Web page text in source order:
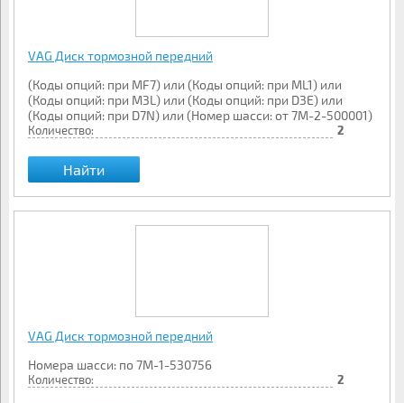
VAG Диск тормозной передний
(Коды опций: при MF7) или (Коды опций: при ML1) или
(Коды опций: при M3L) или (Коды опций: при D3E) или
(Коды опций: при D7N) или (Номер шасси: от 7M-2-500001)
Количество: 2
Найти
VAG Диск тормозной передний
Номера шасси: по 7M-1-530756
Количество: 2